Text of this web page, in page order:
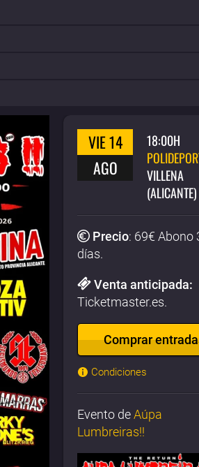
VIE 14
AGO
18:00H
VILLENA
(ALICANTE)
Precio: 69€ Abono
días.
Venta anticipada:
Ticketmaster.es.
Comprar
Condiciones
Evento deAúpa
Lumbreiras!!